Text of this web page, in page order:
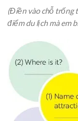
(Điền vào chỗ trống
điểm du lịch mà em